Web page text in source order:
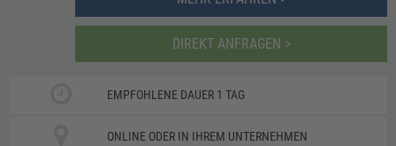
DIREKT ANFRAGEN >
EMPFOHLENE DAUER 1 TAG
ONLINE ODER IN IHREM UNTERNEHMEN